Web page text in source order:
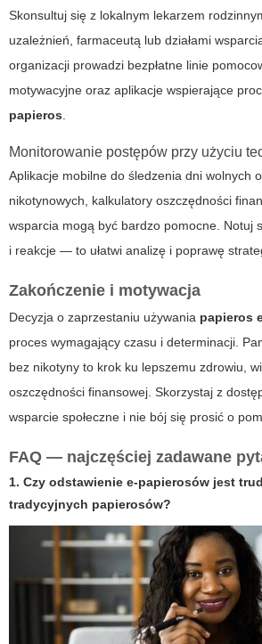
Skonsultuj się z lokalnym lekarzem
uzależnień, farmaceutą lub działami
organizacji prowadzi bezpłatne linie
motywacyjne oraz aplikacje wspierające
papieros.
Monitorowanie postępów przy użyciu
Aplikacje mobilne do śledzenia dni wolnych
nikotynowych, kalkulatory oszczędności
wsparcia mogą być bardzo pomocne. Notuj
i reakcje — to ułatwi analizę i poprawę
Zakończenie i motywacja
Decyzja o zaprzestaniu używania papieros
proces wymagający czasu i determinacji.
bez nikotyny to krok ku lepszemu zdrowiu,
oszczędności finansowej. Skorzystaj z
wsparcie społeczne i nie bój się prosić o
FAQ — najczęściej zadawane
1. Czy odstawienie e-papierosów jest
tradycyjnych papierosów?